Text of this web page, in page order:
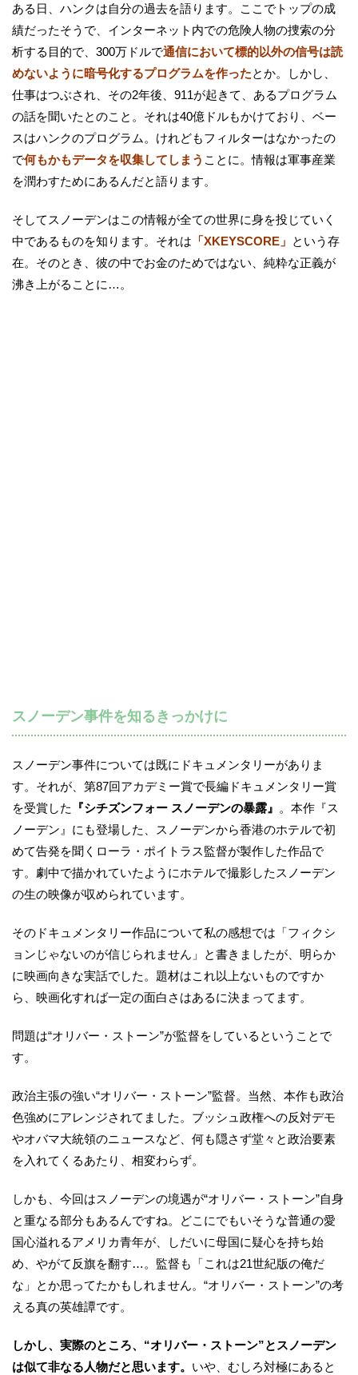
ある日、ハンクは自分の過去を語ります。ここでトップの成
績だったそうで、インターネット内での危険人物の捜索の分
析する目的で、300万ドルで通信において標的以外の信号は読
めないように暗号化するプログラムを作ったとか。しかし、
仕事はつぶされ、その2年後、911が起きて、あるプログラム
の話を聞いたとのこと。それは40億ドルもかけており、ベー
スはハンクのプログラム。けれどもフィルターはなかったの
で何もかもデータを収集してしまう ことに。情報は軍事産業
を潤わすためにあるんだと語ります。
そしてスノーデンはこの情報が全ての世界に身を投じていく
中であるものを知ります。それは 「XKEYSCORE」 という存
在。そのとき、彼の中でお金のためではない、純粋な正義が
沸き上がることに…。
スノーデン事件を知るきっかけに
スノーデン事件については既にドキュメンタリーがありま
す。それが、第87回アカデミー賞で長編ドキュメンタリー賞
を受賞した
『シチズンフォー スノーデンの暴露』 。本作『ス
ノーデン』にも登場した、スノーデンから香港のホテルで初
めて告発を聞くローラ・ポイトラス監督が製作した作品で
す。劇中で描かれていたようにホテルで撮影したスノーデン
の生の映像が収められています。
そのドキュメンタリー作品について私の感想では「フィクシ
ョンじゃないのが信じられません」と書きましたが、明らか
に映画向きな実話でした。題材はこれ以上ないものですか
ら、映画化すれば一定の面白さはあるに決まってます。
問題は“オリバー・ストーン”が監督をしているということで
す。
政治主張の強い“オリバー・ストーン”監督。当然、本作も政治
色強めにアレンジされてました。ブッシュ政権への反対デモ
やオバマ大統領のニュースなど、何も隠さず堂々と政治要素
を入れてくるあたり、相変わらず。
しかも、今回はスノーデンの境遇が“オリバー・ストーン”自身
と重なる部分もあるんですね。どこにでもいそうな普通の愛
国心溢れるアメリカ青年が、しだいに母国に疑心を持ち始
め、やがて反旗を翻す…。監督も「これは21世紀版の俺だ
な」とか思ってたかもしれません。“オリバー・ストーン”の考
える真の英雄譚です。
しかし、実際のところ、“オリバー・ストーン”とスノーデン
は似て非なる人物だと思います。 いや、むしろ対極にあると